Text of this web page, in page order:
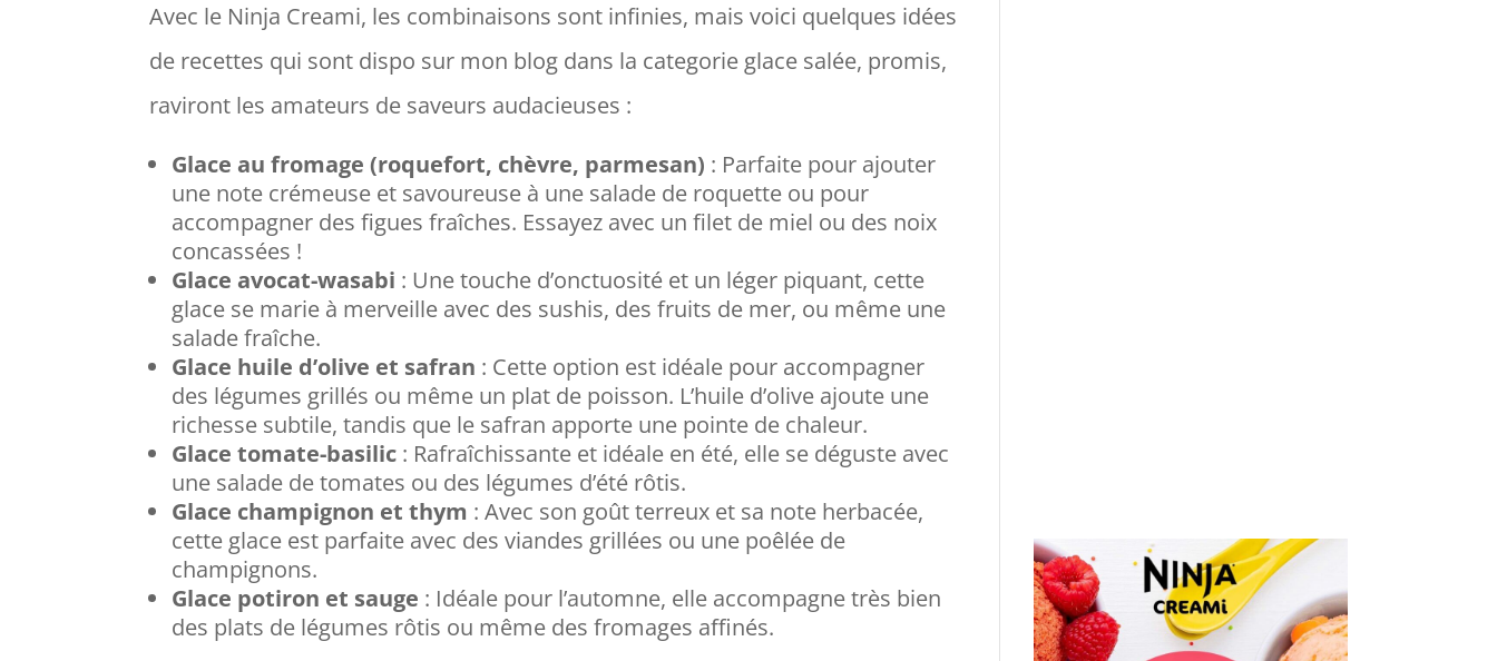
Avec le Ninja Creami, les combinaisons sont infinies, mais voici quelques idées
de recettes qui sont dispo sur mon blog dans la categorie glace salée, promis,
raviront les amateurs de saveurs audacieuses :
Glace au fromage (roquefort, chèvre, parmesan) : Parfaite pour ajouter
une note crémeuse et savoureuse à une salade de roquette ou pour
accompagner des figues fraîches. Essayez avec un filet de miel ou des noix
concassées !
Glace avocat-wasabi : Une touche d’onctuosité et un léger piquant, cette
glace se marie à merveille avec des sushis, des fruits de mer, ou même une
salade fraîche.
Glace huile d’olive et safran : Cette option est idéale pour accompagner
des légumes grillés ou même un plat de poisson. L’huile d’olive ajoute une
richesse subtile, tandis que le safran apporte une pointe de chaleur.
Glace tomate-basilic : Rafraîchissante et idéale en été, elle se déguste avec
une salade de tomates ou des légumes d’été rôtis.
Glace champignon et thym : Avec son goût terreux et sa note herbacée,
cette glace est parfaite avec des viandes grillées ou une poêlée de
champignons.
Glace potiron et sauge : Idéale pour l’automne, elle accompagne très bien
des plats de légumes rôtis ou même des fromages affinés.